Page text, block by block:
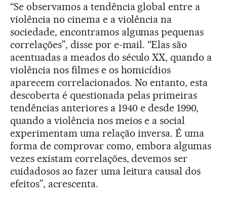
“Se observamos a tendência global entre a
violência no cinema e a violência na
sociedade, encontramos algumas pequenas
correlações”, disse por e-mail. “Elas são
acentuadas a meados do século XX, quando a
violência nos filmes e os homicídios
aparecem correlacionados. No entanto, esta
descoberta é questionada pelas primeiras
tendências anteriores a 1940 e desde 1990,
quando a violência nos meios e a social
experimentam uma relação inversa. É uma
forma de comprovar como, embora algumas
vezes existam correlações, devemos ser
cuidadosos ao fazer uma leitura causal dos
efeitos”, acrescenta.